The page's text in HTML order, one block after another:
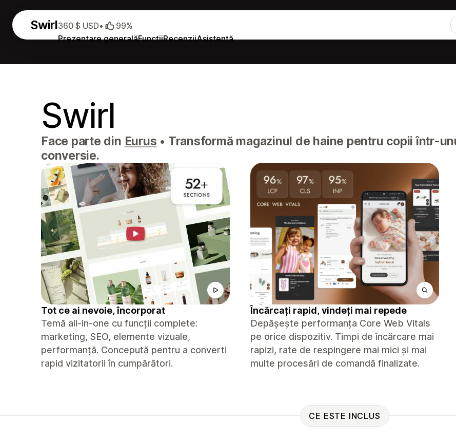
Swirl
Prezentare generalăFuncțiiRecenziiAsistență
360 $ USD• 99%
Swirl
Face parte din Eurus • Transformă magazinul de haine pentru copii într-
conversie.
Tot ce ai nevoie, încorporat
Temă all-in-one cu funcții complete:
marketing, SEO, elemente vizuale,
performanță. Concepută pentru a converti
rapid vizitatorii în cumpărători.
Încărcați rapid, vindeți mai repede
Depășește performanța Core Web Vitals
pe orice dispozitiv. Timpi de încărcare mai
rapizi, rate de respingere mai mici și mai
multe procesări de comandă finalizate.
CE ESTE INCLUS